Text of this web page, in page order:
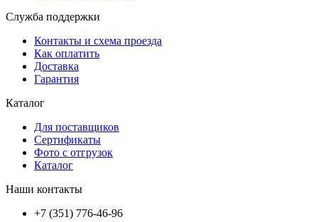
Служба поддержки
Контакты и схема проезда
Как оплатить
Доставка
Гарантия
Каталог
Для поставщиков
Сертификаты
Фото с отгрузок
Каталог
Наши контакты
+7 (351) 776-46-96